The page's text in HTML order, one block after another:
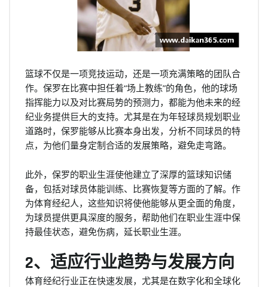
篮球不仅是一项竞技运动，还是一项充满策略的团队合
作。保罗在比赛中担任着“场上教练”的角色，他的球场
指挥能力以及对比赛局势的预测力，都能为他未来的经
纪业务提供巨大的支持。尤其是在为年轻球员规划职业
道路时，保罗能够从比赛本身出发，分析不同球员的特
点，为他们量身定制合适的发展策略，避免走弯路。
此外，保罗的职业生涯使他建立了深厚的篮球知识储
备，包括对球员体能训练、比赛恢复等方面的了解。作
为体育经纪人，这些知识将使他能够从更全面的角度，
为球员提供更具深度的服务，帮助他们在职业生涯中保
持最佳状态，避免伤病，延长职业生涯。
2、适应行业趋势与发展方向
体育经纪行业正在快速发展，尤其是在数字化和全球化